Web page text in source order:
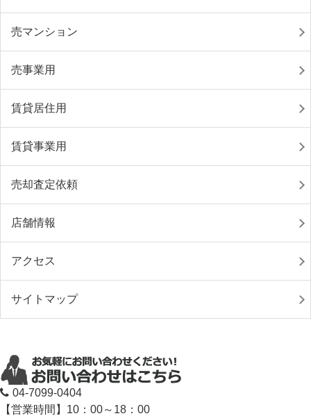
売マンション
売事業用
賃貸居住用
賃貸事業用
売却査定依頼
店舗情報
アクセス
サイトマップ
04-7099-0404
【営業時間】10：00～18：00